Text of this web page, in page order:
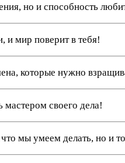
но и способность
и мир поверит в тебя!
которые нужно
своего дела!
мы умеем делать, но и